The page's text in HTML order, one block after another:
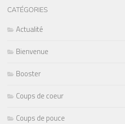
CATÉGORIES
Actualité
Bienvenue
Booster
Coups de coeur
Coups de pouce